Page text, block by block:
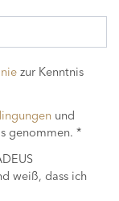
zur Kenntnis
und
genommen. *
weiß, dass ich